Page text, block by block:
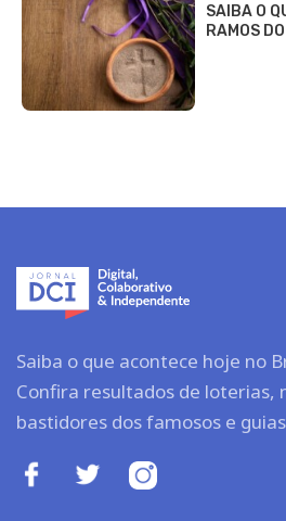
SAIBA O
RAMOS
Saiba o que acontece hoje no
Confira resultados de loterias,
bastidores dos famosos e